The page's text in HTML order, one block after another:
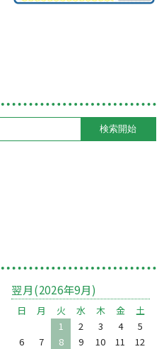
翌月(2026年9月)
日 月 火 水 木 金
土
1
2 3 4
5
6
7 8 9 10 11
12